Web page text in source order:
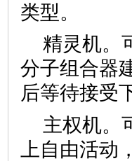
类型。
精灵机。
分子组合器
后等待接受
主权机。
上自由活